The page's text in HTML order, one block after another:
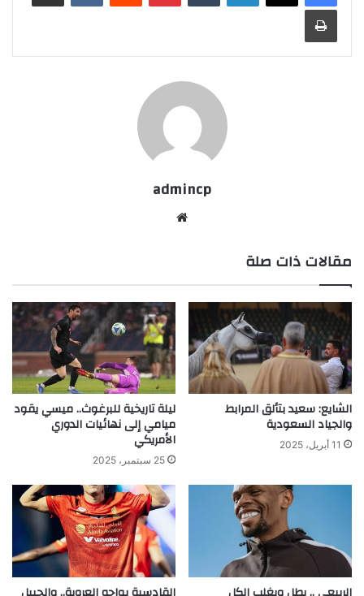
admincp
مقالات ذات صلة
الشايع: سعيد بتألق المرابط
والجياد السعودية
11 أبريل، 2025
ليلة تاريخية للبرغوث.. ميسي يقود
ميامي إلى نهائيات الدوري
الأمريكي
25 سبتمبر، 2025